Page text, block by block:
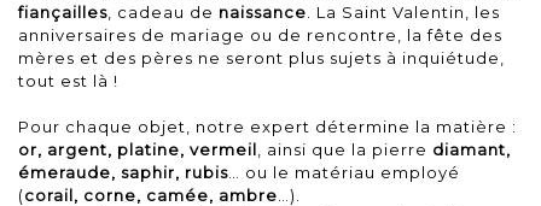
fiançailles cadeau de naissance . La Saint Valentin, les
anniversaires de mariage ou de rencontre, la fête des
mères et des pères ne seront plus sujets à inquiétude,
tout est là !
Pour chaque objet, notre expert détermine la matière :
or, argent, platine, vermeil , ainsi que la pierre diamant,
émeraude, saphir, rubis … ou le matériau employé
(corail, corne, camée, ambre …).